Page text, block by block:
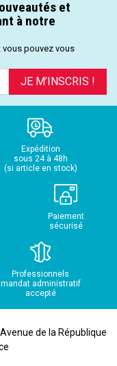
et
à notre
vous pouvez vous
JE M’INSCRIS !
Expédition
sous 24 à 48h
(si article en stock)
Paiement
sécurisé
Professionnels
mandat administratif
accepté
de la République